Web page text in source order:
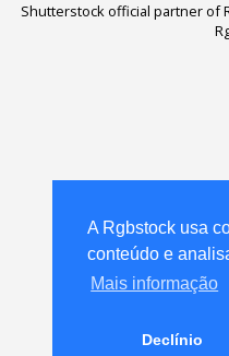
A Rgbstock usa
conteúdo e
Mais informação
Declínio
Shutterstock official partner of